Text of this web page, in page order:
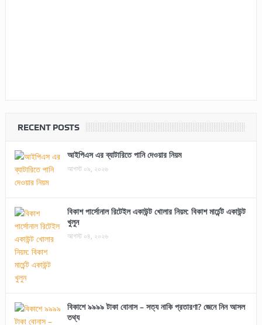
RECENT POSTS
আইপিএস এর ব্যাটারিতে পানি দেওয়ার নিয়ম
আগস্ট ০৯, ২০২৬
বিকাশ পার্সোনাল রিটেইল একাউন্ট খোলার নিয়ম: বিকাশ মার্চেন্ট একাউন্ট
খুলুন
আগস্ট ০৪, ২০২৬
বিকাশে ৯৯৯৯ টাকা বোনাস – সত্য নাকি প্রতারণা? জেনে নিন আসল
তথ্য